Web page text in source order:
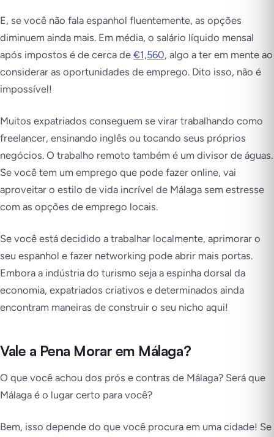
E, se você não fala espanhol fluentemente, as opções
diminuem ainda mais. Em média, o salário líquido mensal
após impostos é de cerca de €1,560, algo a ter em mente ao
considerar as oportunidades de emprego. Dito isso, não é
impossível!
Muitos expatriados conseguem se virar trabalhando como
freelancer, ensinando inglês ou tocando seus próprios
negócios. O trabalho remoto também é um divisor de águas.
Se você tem um emprego que pode fazer online, vai
aproveitar o estilo de vida incrível de Málaga sem estresse
com as opções de emprego locais.
Se você está decidido a trabalhar localmente, aprimorar o
seu espanhol e fazer networking pode abrir mais portas.
Embora a indústria do turismo seja a espinha dorsal da
economia, expatriados criativos e determinados ainda
encontram maneiras de construir o seu nicho aqui!
Vale a Pena Morar em Málaga?
O que você achou dos prós e contras de Málaga? Será que
Málaga é o lugar certo para você?
Bem, isso depende do que você procura em uma cidade! Se